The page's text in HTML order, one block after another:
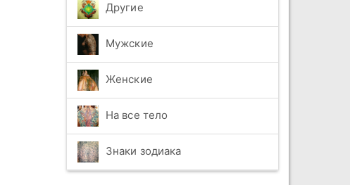
Другие
Мужские
Женские
На все тело
Знаки зодиака